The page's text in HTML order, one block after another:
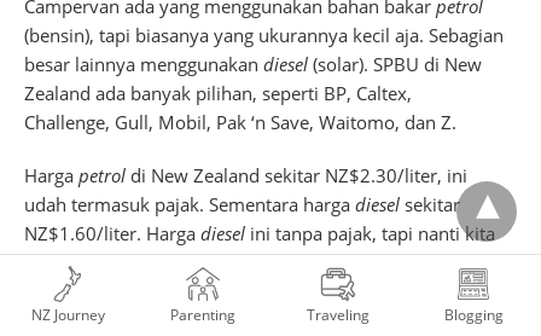
Campervan ada yang menggunakan bahan bakar petrol
(bensin), tapi biasanya yang ukurannya kecil aja. Sebagian
besar lainnya menggunakan diesel (solar). SPBU di New
Zealand ada banyak pilihan, seperti BP, Caltex,
Challenge, Gull, Mobil, Pak ‘n Save, Waitomo, dan Z.
Harga petrol di New Zealand sekitar NZ$2.30/liter, ini
udah termasuk pajak. Sementara harga diesel sekitar
NZ$1.60/liter. Harga diesel ini tanpa pajak, tapi nanti kita
akan dikenakanroad user charges(RUC). RUC dibayarkan
pada saat pengembalian campervan. Biayanya dihitung
berdasarkan jenis kendaraan dan jarak tempuh per 1.000
NZ Journey Parenting Traveling Blogging